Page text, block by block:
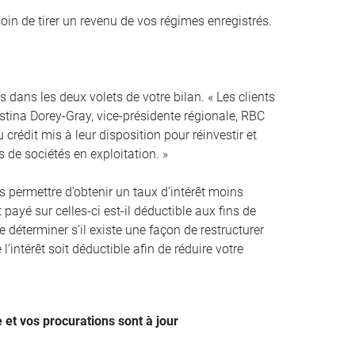
de tirer un revenu de vos régimes enregistrés.
les deux volets de votre bilan. « Les clients
Dorey-Gray, vice-présidente régionale, RBC
crédit mis à leur disposition pour réinvestir et
de sociétés en exploitation. »
d’obtenir un taux d’intérêt moins
payé sur celles-ci est-il déductible aux fins de
déterminer s’il existe une façon de restructurer
soit déductible afin de réduire votre
vos procurations sont à jour